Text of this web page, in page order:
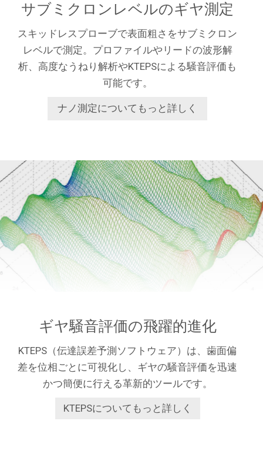
サブミクロンレベルのギヤ測定
スキッドレスプローブで表面粗さをサブミクロン
レベルで測定。プロファイルやリードの波形解
析、高度なうねり解析やKTEPSによる騒音評価も
可能です。
ナノ測定についてもっと詳しく
ギヤ騒音評価の飛躍的進化
KTEPS（伝達誤差予測ソフトウェア）は、歯面偏
差を位相ごとに可視化し、ギヤの騒音評価を迅速
かつ簡便に行える革新的ツールです。
KTEPSについてもっと詳しく